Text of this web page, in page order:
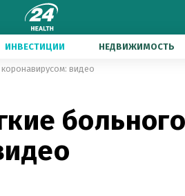
ИНВЕСТИЦИИ НЕДВИЖИМОСТЬ
видео
больного